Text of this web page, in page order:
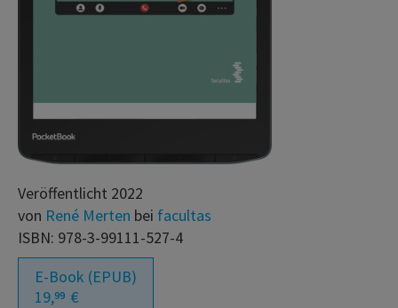
Veröffentlicht 2022
von René Merten bei facultas
ISBN: 978-3-99111-527-4
E-Book (EPUB)
19,99 €